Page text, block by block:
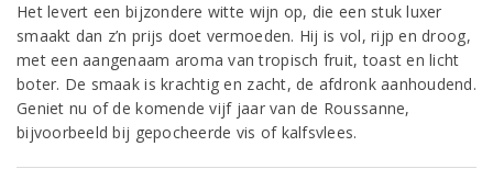
Het levert een bijzondere witte wijn op, die een stuk luxer
smaakt dan z’n prijs doet vermoeden. Hij is vol, rijp en droog,
met een aangenaam aroma van tropisch fruit, toast en licht
boter. De smaak is krachtig en zacht, de afdronk aanhoudend.
Geniet nu of de komende vijf jaar van de Roussanne,
bijvoorbeeld bij gepocheerde vis of kalfsvlees.